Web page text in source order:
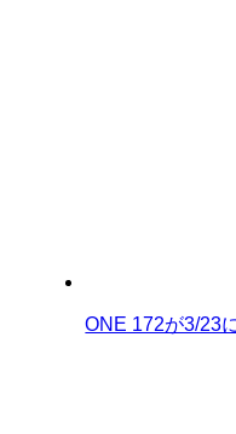
ONE 172が3/23